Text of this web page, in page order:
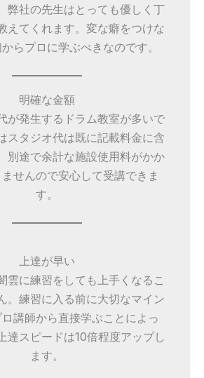
弊社の先生はとっても優しく丁
えてくれます。変な癖をつけな
らプロに学ぶべきなのです。
明確な金額
が発生するドラム教室が多いで
スタジオ代は既に記載料金に含
別途で余計な施設使用料がかか
せんので安心して受講できま
す。
上達が早い
雲に練習をしても上手くなるこ
。練習に入る前に大切なマイン
ロ講師から直接学ぶことによっ
達スピードは10倍程度アップし
ます。